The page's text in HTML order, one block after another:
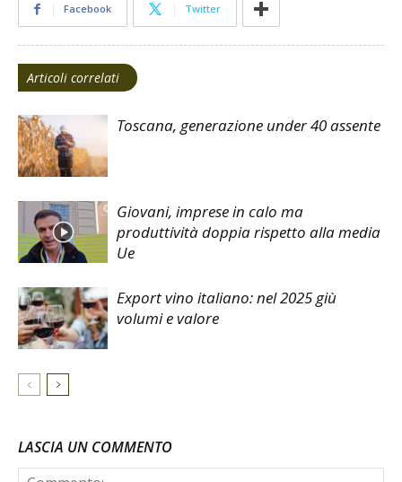
Facebook Twitter
Articoli correlati
Toscana, generazione under 40 assente
Giovani, imprese in calo ma
produttività doppia rispetto alla media
Ue
Export vino italiano: nel 2025 giù
volumi e valore
LASCIA UN COMMENTO